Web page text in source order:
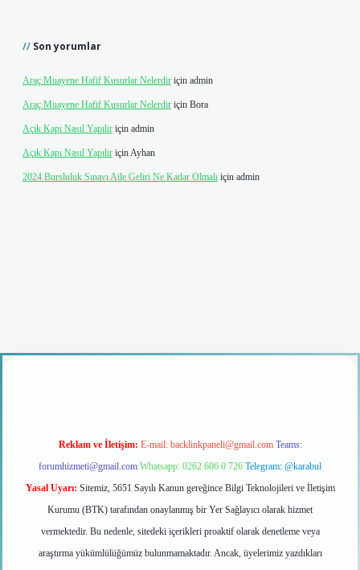
Son yorumlar
Araç Muayene Hafif Kusurlar Nelerdir için admin
Araç Muayene Hafif Kusurlar Nelerdir için Bora
Açık Kapı Nasıl Yapılır için admin
Açık Kapı Nasıl Yapılır içinAyhan
2024 Bursluluk Sınavı Aile Geliri Ne Kadar Olmalı için admin
Reklam ve İletişim: E-mail: backlinkpaneli@gmail.com Teams:
forumhizmeti@gmail.com Whatsapp: 0262 606 0 726 Telegram: @karabul
Yasal Uyarı: Sitemiz, 5651 Sayılı Kanun gereğince Bilgi Teknolojileri ve İletişim
Kurumu (BTK) tarafından onaylanmış bir Yer Sağlayıcı olarak hizmet
vermektedir. Bu nedenle, sitedeki içerikleri proaktif olarak denetleme veya
araştırma yükümlülüğümüz bulunmamaktadır. Ancak, üyelerimiz yazdıkları